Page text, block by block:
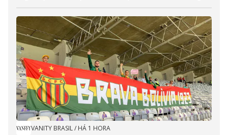
VANITY BRASIL/ HÁ 1 HORA